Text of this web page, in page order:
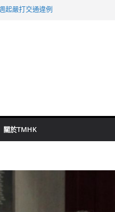
起嚴打交通違例
關於TMHK